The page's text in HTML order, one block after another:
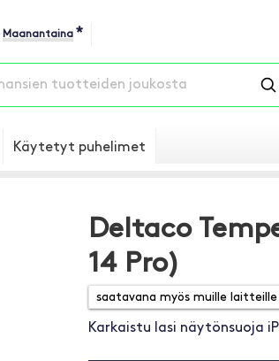
Maanantaina *
Käytetyt puhelimet
Deltaco
14 Pro)
Karkaistu lasi näytönsuoja